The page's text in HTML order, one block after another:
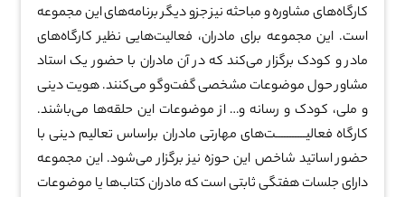
کارگاه‌های مشاوره و مباحثه نیز جزو دیگر برنامه‌های این مجموعه
است. این مجموعه برای مادران، فعالیت‌هایی نظیر کارگاه‌های
مادر و کودک برگزار می‌کند که در آن مادران با حضور یک استاد
مشاور حول موضوعات مشخصی گفت‌وگو می‌کنند. هویت دینی
و ملی، کودک و رسانه و… از موضوعات این حلقه‌ها می‌باشند.
کارگاه‌ فعالیـــــــــــت‌های مهارتی مادران براساس تعالیم دینی با
حضور اساتید شاخص این حوزه نیز برگزار می‌شود. این مجموعه
دارای جلسات هفتگی ثابتی است که مادران کتاب‌ها یا موضوعات